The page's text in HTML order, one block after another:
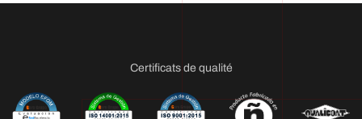
Certificats de qualité